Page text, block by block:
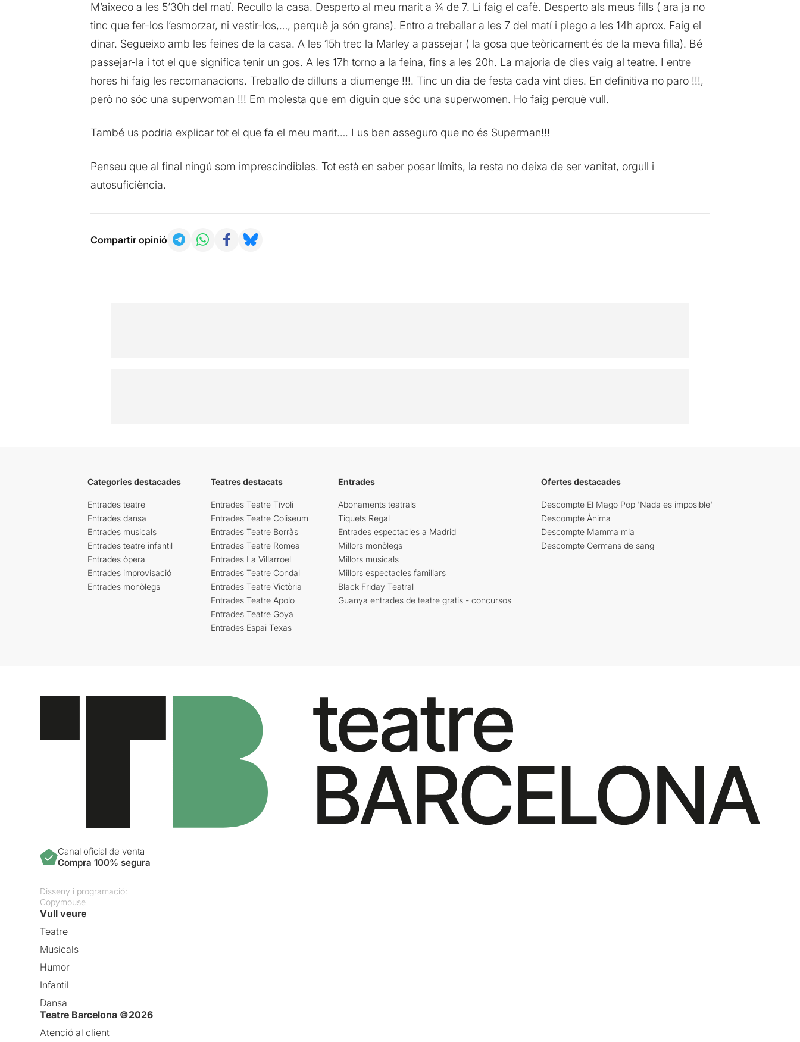
M’aixeco a les 5’30h del matí. Recullo la casa. Desperto al meu marit a ¾ de 7. Li faig el cafè. Desperto als meus fills ( ara ja no
tinc que fer-los l’esmorzar, ni vestir-los,…, perquè ja són grans). Entro a treballar a les 7 del matí i plego a les 14h aprox. Faig el
dinar. Segueixo amb les feines de la casa. A les 15h trec la Marley a passejar ( la gosa que teòricament és de la meva filla). Bé
passejar-la i tot el que significa tenir un gos. A les 17h torno a la feina, fins a les 20h. La majoria de dies vaig al teatre. I entre
hores hi faig les recomanacions. Treballo de dilluns a diumenge !!!. Tinc un dia de festa cada vint dies. En definitiva no paro !!!,
però no sóc una superwoman !!! Em molesta que em diguin que sóc una superwomen. Ho faig perquè vull.
També us podria explicar tot el que fa el meu marit…. I us ben asseguro que no és Superman!!!
Penseu que al final ningú som imprescindibles. Tot està en saber posar límits, la resta no deixa de ser vanitat, orgull i
autosuficiència.
Compartir opinió
Categories destacades
Entrades teatre
Entrades dansa
Entrades musicals
Entrades teatre infantil
Entrades òpera
Entrades improvisació
Entrades monòlegs
Teatres destacats
Entrades Teatre Tívoli
Entrades Teatre Coliseum
Entrades Teatre Borràs
Entrades Teatre Romea
Entrades La Villarroel
Entrades Teatre Condal
Entrades Teatre Victòria
Entrades Teatre Apolo
Entrades Teatre Goya
Entrades Espai Texas
Entrades
Abonaments teatrals
Tiquets Regal
Entrades espectacles a Madrid
Millors monòlegs
Millors musicals
Millors espectacles familiars
Black Friday Teatral
Guanya entrades de teatre gratis - concursos
Ofertes destacades
Descompte El Mago Pop 'Nada es imposible'
Descompte Ànima
Descompte Mamma mia
Descompte Germans de sang
Canal oficial de venta
Compra 100% segura
Disseny i programació:
Copymouse
Vull veure
Teatre
Musicals
Humor
Infantil
Dansa
Teatre Barcelona ©2026
Atenció al client